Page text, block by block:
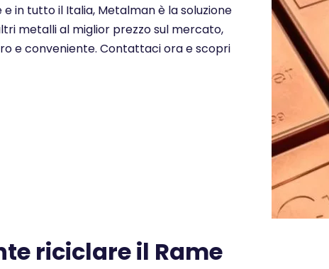
in tutto il Italia, Metalman è la soluzione
metalli al miglior prezzo sul mercato,
e conveniente. Contattaci ora e scopri
riciclare il Rame